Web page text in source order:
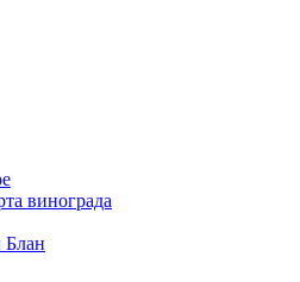
винограда
Блан